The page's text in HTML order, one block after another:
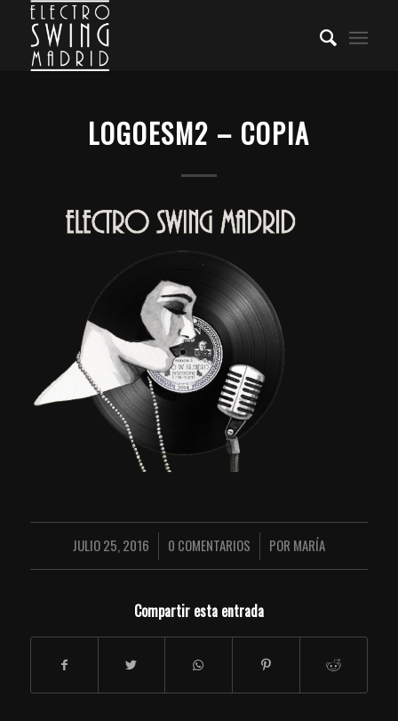
LOGOESM2 – COPIA
JULIO 25, 2016
/ 0 COMENTARIOS
/ POR MARÍA
Compartir esta entrada